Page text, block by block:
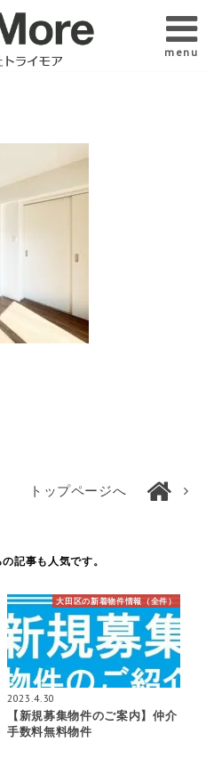
menu
トップページへ
記事も人気です。
大田区の新着物件情報（全件）
2023.4.30
【新規募集物件のご案内】仲介
手数料無料物件